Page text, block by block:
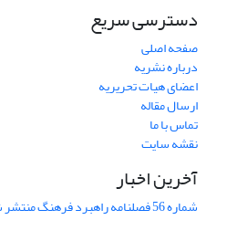
دسترسی سریع
صفحه اصلی
درباره نشریه
اعضای هیات تحریریه
ارسال مقاله
تماس با ما
نقشه سایت
آخرین اخبار
شماره 56 فصلنامه راهبرد فرهنگ منتشر شد